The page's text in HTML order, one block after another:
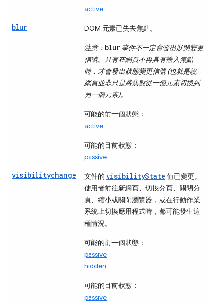
active
blur DOM 元素已失去焦點。
注意： blur 事件不一定會發出狀態變更
信號。只有在網頁不再具有輸入焦點
時，才會發出狀態變更信號 (也就是說，
網頁並非只是將焦點從一個元素切換到
另一個元素)。
可能的前一個狀態：
active
可能的目前狀態：
passive
visibilitychange 文件的 visibilityState 值已變更。
使用者前往新網頁、切換分頁、關閉分
頁、縮小或關閉瀏覽器，或在行動作業
系統上切換應用程式時，都可能發生這
種情況。
可能的前一個狀態：
passive
hidden
可能的目前狀態：
passive